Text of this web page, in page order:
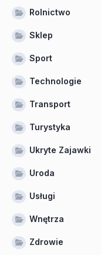
Rolnictwo
Sklep
Sport
Technologie
Transport
Turystyka
Ukryte Zajawki
Uroda
Usługi
Wnętrza
Zdrowie